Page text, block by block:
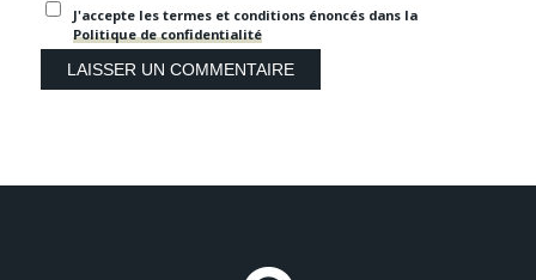
J'accepte les termes et conditions énoncés dans la
Politique de confidentialité